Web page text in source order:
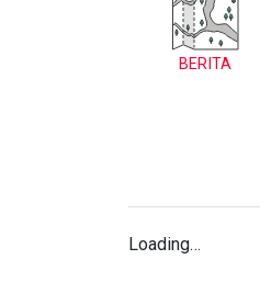
BERITA
Loading…